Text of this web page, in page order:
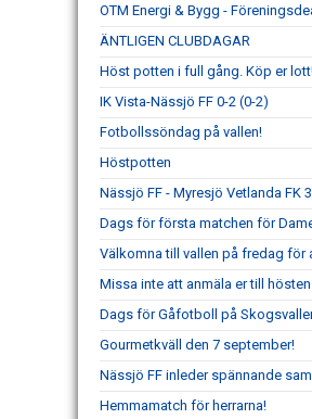
OTM Energi & Bygg -
ÄNTLIGEN CLUBDAGAR
Höst potten i full gång. Köp er
IK Vista-Nässjö FF 0-2 (0-2)
Fotbollssöndag på vallen!
Höstpotten
Nässjö FF - Myresjö Vetlanda FK
Dags för första matchen för
Välkomna till vallen på fredag för
Missa inte att anmäla er till
Dags för Gåfotboll på
Gourmetkväll den 7 september!
Nässjö FF inleder spännande
Hemmamatch för herrarna!